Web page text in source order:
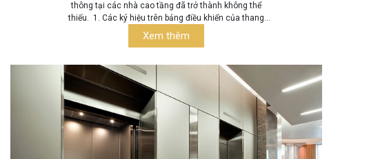
thông tại các nhà cao tầng đã trở thành không thể
thiếu. 1. Các ký hiệu trên bảng điều khiển của thang
máy Để biết cách sử dụng thang máy, trước hết bạn cần
Xem thêm